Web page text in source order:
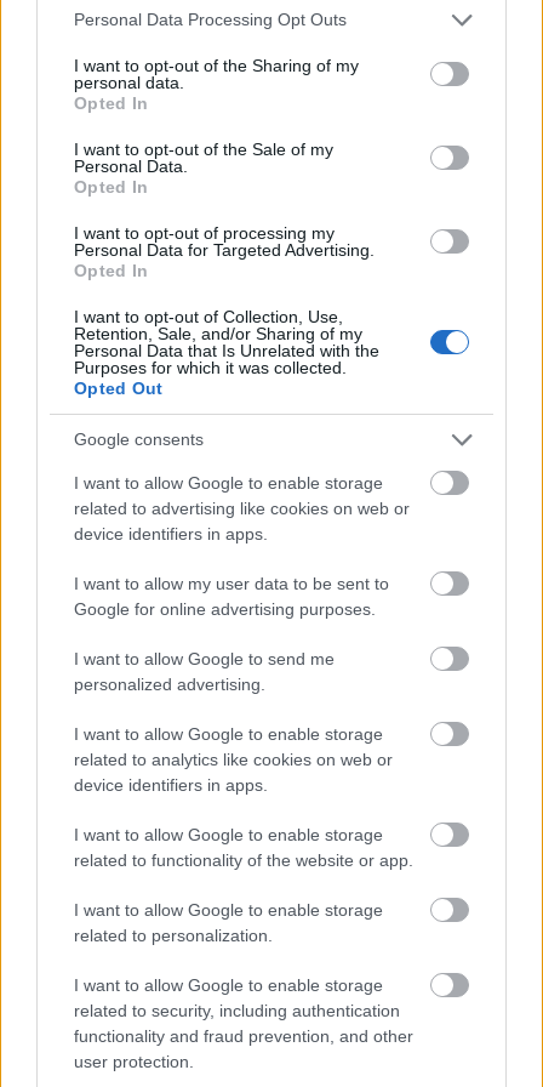
Please note that this website/app uses one or more Google
not limited to your visit or usage behaviour. You may click to
grant or deny consent to Google and its third-party tags to
use your data for below specified purposes in below Google
consent section.
Personal Data Processing Opt Outs
I want to opt-out of the Sharing of my
personal data.
Opted In
I want to opt-out of the Sale of my
Personal Data.
Opted In
I want to opt-out of processing my
Personal Data for Targeted Advertising.
Opted In
I want to opt-out of Collection, Use,
Retention, Sale, and/or Sharing of my
Personal Data that Is Unrelated with the
Purposes for which it was collected.
Opted Out
Google consents
I want to allow Google to enable storage
related to advertising like cookies on web or
device identifiers in apps.
I want to allow my user data to be sent to
Google for online advertising purposes.
I want to allow Google to send me
personalized advertising.
I want to allow Google to enable storage
related to analytics like cookies on web or
device identifiers in apps.
I want to allow Google to enable storage
related to functionality of the website or app.
I want to allow Google to enable storage
related to personalization.
I want to allow Google to enable storage
related to security, including authentication
functionality and fraud prevention, and other
user protection.
Tetszik
Az úrfi, aki lovat lopni járt:
magyar betyár
Mindannyian ismerjük a magyar betyárok
történeteit. Legtöbbször katonaszökevényekről,
szegény juhászbojtárokról szólnak ezek a sokszor
romantikus szálakkal szőtt mesék – Vidróczki
Mártonról mi is írtunk. Ugyanakkor talán a legelső
név szerint is ismert betyár egy felvidéki úri
Tetszik 0